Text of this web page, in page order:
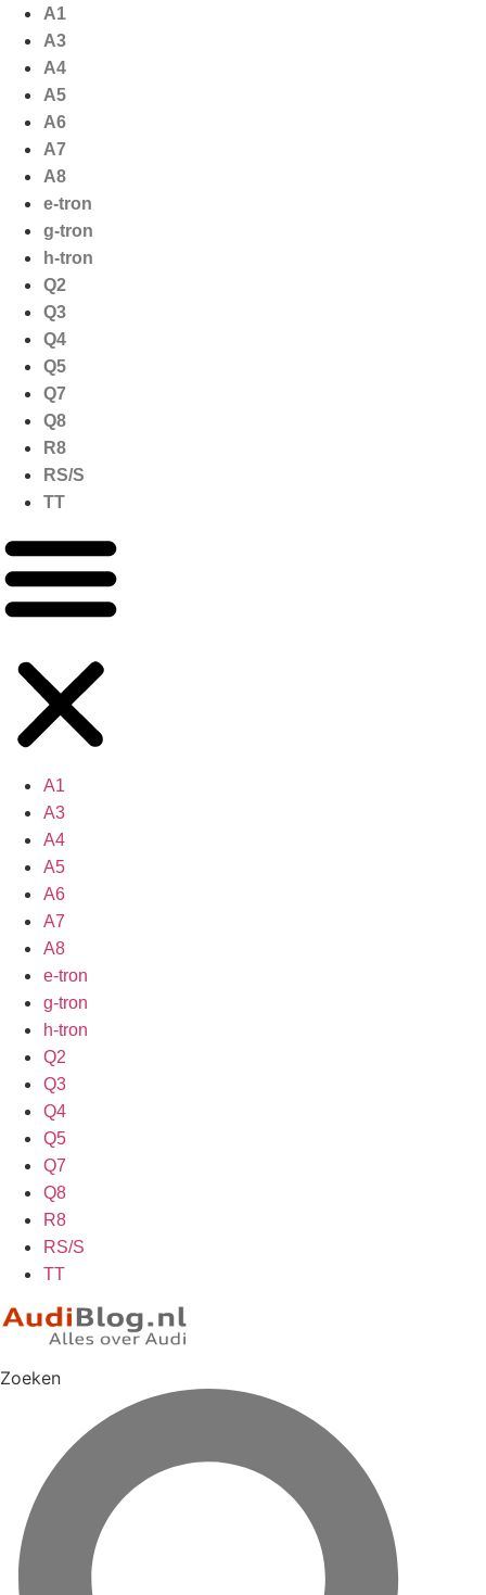
naar
inhoud
A1
A3
A4
A5
A6
A7
A8
e-tron
g-tron
h-tron
Q2
Q3
Q4
Q5
Q7
Q8
R8
RS/S
TT
A1
A3
A4
A5
A6
A7
A8
e-tron
g-tron
h-tron
Q2
Q3
Q4
Q5
Q7
Q8
R8
RS/S
TT
Zoeken